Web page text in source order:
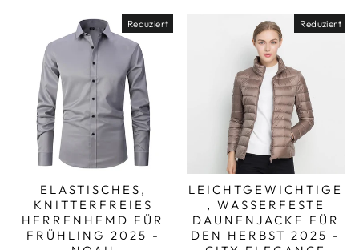
Reduziert
ELASTISCHES,
KNITTERFREIES
HERRENHEMD FÜR
FRÜHLING 2025 -
Reduziert
LEICHTGEWICHTIGE
, WASSERFESTE
DAUNENJACKE FÜR
DEN HERBST 2025 -